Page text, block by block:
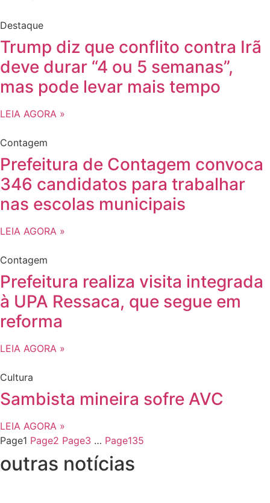
Destaque
Trump diz que conflito contra Irã
deve durar “4 ou 5 semanas”,
mas pode levar mais tempo
LEIA AGORA »
Contagem
Prefeitura de Contagem convoca
346 candidatos para trabalhar
nas escolas municipais
LEIA AGORA »
Contagem
Prefeitura realiza visita integrada
à UPA Ressaca, que segue em
reforma
LEIA AGORA »
Cultura
Sambista mineira sofre AVC
LEIA AGORA »
Page1 Page2 Page3 … Page135
outras notícias